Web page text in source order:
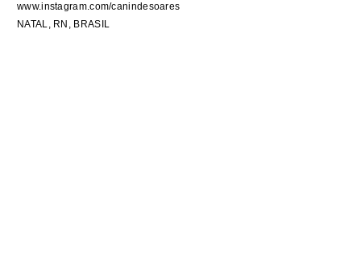
www.instagram.com/canindesoares
NATAL, RN, BRASIL